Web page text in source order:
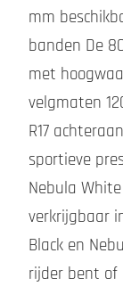
mm
banden De
met
velgmaten
R17
sportieve
Nebula
verkrijgbaar
Black en
rijder bent of